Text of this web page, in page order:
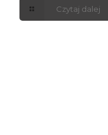
Czytaj dalej